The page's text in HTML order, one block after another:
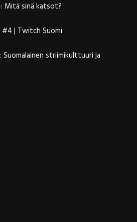
Mitä sinä katsot?
| Twitch Suomi
Suomalainen striimikulttuuri ja